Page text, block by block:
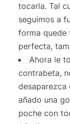
tocarla. Tal
seguimos a
forma quede
perfecta,
Ahora le
contrabeta,
desaparezca
añado una
poche con